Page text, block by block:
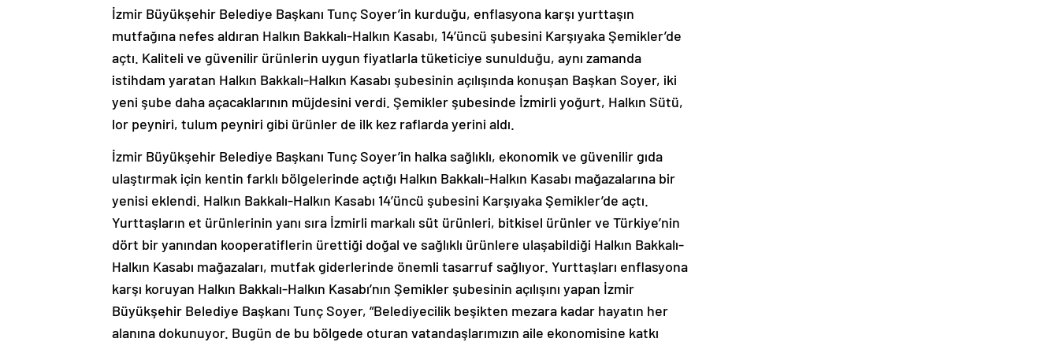
İzmir Büyükşehir Belediye Başkanı Tunç Soyer’in kurduğu, enflasyona karşı yurttaşın
mutfağına nefes aldıran Halkın Bakkalı-Halkın Kasabı, 14’üncü şubesini Karşıyaka Şemikler’de
açtı. Kaliteli ve güvenilir ürünlerin uygun fiyatlarla tüketiciye sunulduğu, aynı zamanda
istihdam yaratan Halkın Bakkalı-Halkın Kasabı şubesinin açılışında konuşan Başkan Soyer, iki
yeni şube daha açacaklarının müjdesini verdi. Şemikler şubesinde İzmirli yoğurt, Halkın Sütü,
lor peyniri, tulum peyniri gibi ürünler de ilk kez raflarda yerini aldı.
İzmir Büyükşehir Belediye Başkanı Tunç Soyer’in halka sağlıklı, ekonomik ve güvenilir gıda
ulaştırmak için kentin farklı bölgelerinde açtığı Halkın Bakkalı-Halkın Kasabı mağazalarına bir
yenisi eklendi. Halkın Bakkalı-Halkın Kasabı 14’üncü şubesini Karşıyaka Şemikler’de açtı.
Yurttaşların et ürünlerinin yanı sıra İzmirli markalı süt ürünleri, bitkisel ürünler ve Türkiye’nin
dört bir yanından kooperatiflerin ürettiği doğal ve sağlıklı ürünlere ulaşabildiği Halkın Bakkalı-
Halkın Kasabı mağazaları, mutfak giderlerinde önemli tasarruf sağlıyor. Yurttaşları enflasyona
karşı koruyan Halkın Bakkalı-Halkın Kasabı’nın Şemikler şubesinin açılışını yapan İzmir
Büyükşehir Belediye Başkanı Tunç Soyer, “Belediyecilik beşikten mezara kadar hayatın her
alanına dokunuyor. Bugün de bu bölgede oturan vatandaşlarımızın aile ekonomisine katkı